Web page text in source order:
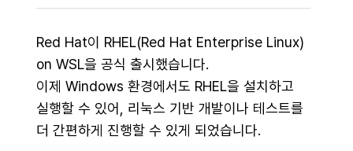
Red Hat이 RHEL(Red Hat Enterprise Linux)
on WSL을 공식 출시했습니다.
이제 Windows 환경에서도 RHEL을 설치하고
실행할 수 있어, 리눅스 기반 개발이나 테스트를
더 간편하게 진행할 수 있게 되었습니다.